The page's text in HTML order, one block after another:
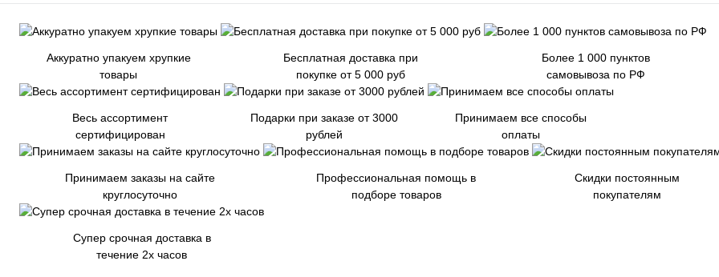
Аккуратно упакуем хрупкие
товары
Бесплатная доставка при
покупке от 5 000 руб
Более 1 000 пунктов
самовывоза по РФ
Весь ассортимент
сертифицирован
Подарки при заказе от 3000
рублей
Принимаем все способы
оплаты
Принимаем заказы на сайте
круглосуточно
Профессиональная помощь в
подборе товаров
Скидки постоянным
покупателям
Супер срочная доставка в
течение 2х часов